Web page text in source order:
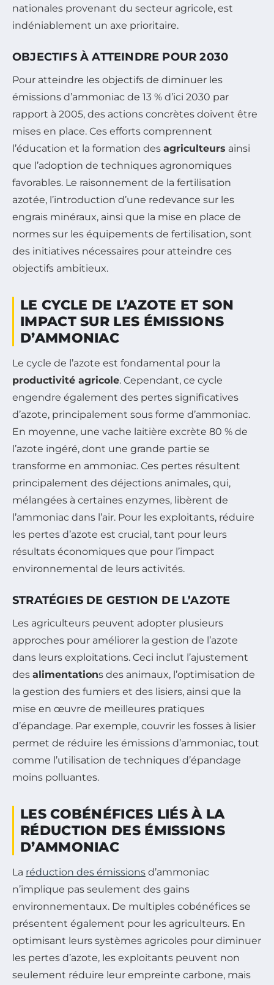
nationales provenant du secteur agricole, est
indéniablement un axe prioritaire.
OBJECTIFS À ATTEINDRE POUR 2030
Pour atteindre les objectifs de diminuer les
émissions d’ammoniac de 13 % d’ici 2030 par
rapport à 2005, des actions concrètes doivent être
mises en place. Ces efforts comprennent
l’éducation et la formation des agriculteurs ainsi
que l’adoption de techniques agronomiques
favorables. Le raisonnement de la fertilisation
azotée, l’introduction d’une redevance sur les
engrais minéraux, ainsi que la mise en place de
normes sur les équipements de fertilisation, sont
des initiatives nécessaires pour atteindre ces
objectifs ambitieux.
LE CYCLE DE L’AZOTE ET SON
IMPACT SUR LES ÉMISSIONS
D’AMMONIAC
Le cycle de l’azote est fondamental pour la
productivité agricole. Cependant, ce cycle
engendre également des pertes significatives
d’azote, principalement sous forme d’ammoniac.
En moyenne, une vache laitière excrète 80 % de
l’azote ingéré, dont une grande partie se
transforme en ammoniac. Ces pertes résultent
principalement des déjections animales, qui,
mélangées à certaines enzymes, libèrent de
l’ammoniac dans l’air. Pour les exploitants, réduire
les pertes d’azote est crucial, tant pour leurs
résultats économiques que pour l’impact
environnemental de leurs activités.
STRATÉGIES DE GESTION DE L’AZOTE
Les agriculteurs peuvent adopter plusieurs
approches pour améliorer la gestion de l’azote
dans leurs exploitations. Ceci inclut l’ajustement
des alimentations des animaux, l’optimisation de
la gestion des fumiers et des lisiers, ainsi que la
mise en œuvre de meilleures pratiques
d’épandage. Par exemple, couvrir les fosses à lisier
permet de réduire les émissions d’ammoniac, tout
comme l’utilisation de techniques d’épandage
moins polluantes.
LES COBÉNÉFICES LIÉS À LA
RÉDUCTION DES ÉMISSIONS
D’AMMONIAC
La réduction des émissions d’ammoniac
n’implique pas seulement des gains
environnementaux. De multiples cobénéfices se
présentent également pour les agriculteurs. En
optimisant leurs systèmes agricoles pour diminuer
les pertes d’azote, les exploitants peuvent non
seulement réduire leur empreinte carbone, mais